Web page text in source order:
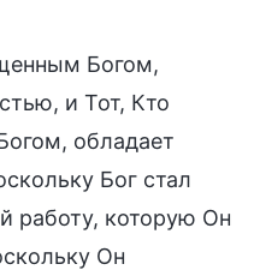
Богом,
и Тот, Кто
обладает
Бог стал
работу, которую Он
Он